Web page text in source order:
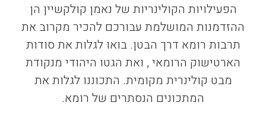
הפעילויות הקולינריות של נאמן קולקשיין הן
ההזדמנות המושלמת עבורכם להכיר מקרוב את
תרבות רומא דרך הבטן. בואו לגלות את סודות
הארטישוק הרומאי , ואת הגטו היהודי מנקודת
מבט קולינרית מקומית. התכוננו לגלות את
המתכונים הנסתרים של רומא.